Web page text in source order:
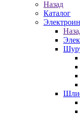
Назад
Каталог